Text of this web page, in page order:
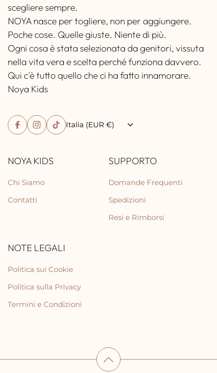
scegliere sempre.
NOYA nasce per togliere, non per aggiungere.
Poche cose. Quelle giuste. Niente di più.
Ogni cosa è stata selezionata da genitori, vissuta
nella vita vera e scelta perché funziona davvero.
Qui c'è tutto quello che ci ha fatto innamorare.
Noya Kids
Italia (EUR €)
NOYA KIDS
Chi Siamo
Contatti
SUPPORTO
Domande Frequenti
Spedizioni
Resi e Rimborsi
NOTE LEGALI
Politica sui Cookie
Politica sulla Privacy
Termini e Condizioni